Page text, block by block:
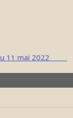
du 11 mai 2022